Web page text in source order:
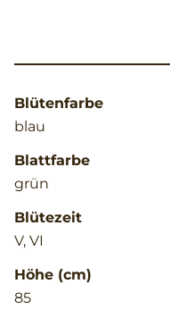
Blütenfarbe
blau
Blattfarbe
grün
Blütezeit
V, VI
Höhe (cm)
85